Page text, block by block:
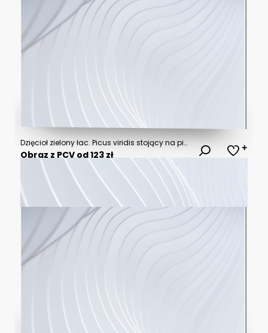
Dzięcioł zielony łac. Picus viridis stojący na pieńku i spoglądający w gorę. Zielone tło. Fotografia z Kisújszállás na Węgrzech.
Obraz z PCV od 123 zł